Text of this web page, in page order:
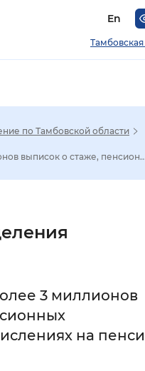
En
отображения
по Тамбовской области
выписок о стаже,
3 миллионов
на